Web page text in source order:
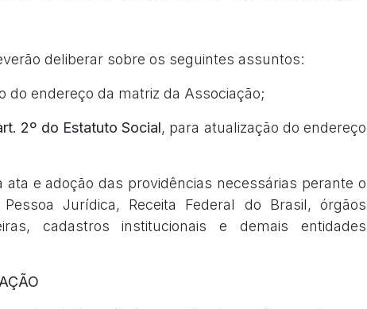
deliberar sobre os seguintes assuntos:
do endereço da matriz da Associação;
2º do Estatuto Social, para atualização do endereço
ata e adoção das providências necessárias perante o
Jurídica, Receita Federal do Brasil, órgãos
cadastros institucionais e demais entidades